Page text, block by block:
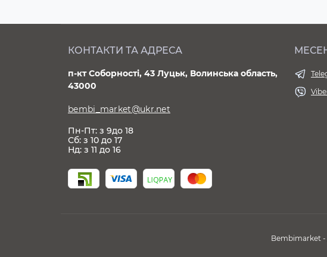
КОНТАКТИ ТА АДРЕСА
п-кт Соборності, 43 Луцьк, Волинська область,
43000
bembi_market@ukr.net
Пн-Пт: з 9до 18
Сб: з 10 до 17
Нд: з 11 до 16
Bembimarket -